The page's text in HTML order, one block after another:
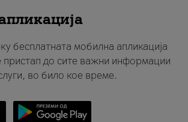
бесплатната мобилна апликација
пристап до сите важни информации
во било кое време.